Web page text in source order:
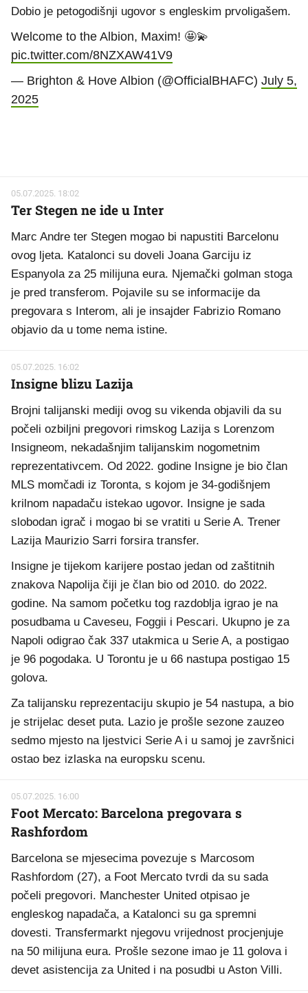
Dobio je petogodišnji ugovor s engleskim prvoligašem.
Welcome to the Albion, Maxim! 🤩💫
pic.twitter.com/8NZXAW41V9
— Brighton & Hove Albion (@OfficialBHAFC) July 5,
2025
05.07.2025. 18:02
Ter Stegen ne ide u Inter
Marc Andre ter Stegen mogao bi napustiti Barcelonu
ovog ljeta. Katalonci su doveli Joana Garciju iz
Espanyola za 25 milijuna eura. Njemački golman stoga
je pred transferom. Pojavile su se informacije da
pregovara s Interom, ali je insajder Fabrizio Romano
objavio da u tome nema istine.
05.07.2025. 16:02
Insigne blizu Lazija
Brojni talijanski mediji ovog su vikenda objavili da su
počeli ozbiljni pregovori rimskog Lazija s Lorenzom
Insigneom, nekadašnjim talijanskim nogometnim
reprezentativcem. Od 2022. godine Insigne je bio član
MLS momčadi iz Toronta, s kojom je 34-godišnjem
krilnom napadaču istekao ugovor. Insigne je sada
slobodan igrač i mogao bi se vratiti u Serie A. Trener
Lazija Maurizio Sarri forsira transfer.
Insigne je tijekom karijere postao jedan od zaštitnih
znakova Napolija čiji je član bio od 2010. do 2022.
godine. Na samom početku tog razdoblja igrao je na
posudbama u Caveseu, Foggii i Pescari. Ukupno je za
Napoli odigrao čak 337 utakmica u Serie A, a postigao
je 96 pogodaka. U Torontu je u 66 nastupa postigao 15
golova.
Za talijansku reprezentaciju skupio je 54 nastupa, a bio
je strijelac deset puta. Lazio je prošle sezone zauzeo
sedmo mjesto na ljestvici Serie A i u samoj je završnici
ostao bez izlaska na europsku scenu.
05.07.2025. 16:00
Foot Mercato: Barcelona pregovara s
Rashfordom
Barcelona se mjesecima povezuje s Marcosom
Rashfordom (27), a Foot Mercato tvrdi da su sada
počeli pregovori. Manchester United otpisao je
engleskog napadača, a Katalonci su ga spremni
dovesti. Transfermarkt njegovu vrijednost procjenjuje
na 50 milijuna eura. Prošle sezone imao je 11 golova i
devet asistencija za United i na posudbi u Aston Villi.